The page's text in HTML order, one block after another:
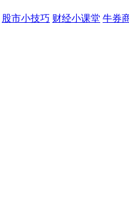
股市小技巧 财经小课堂 牛券